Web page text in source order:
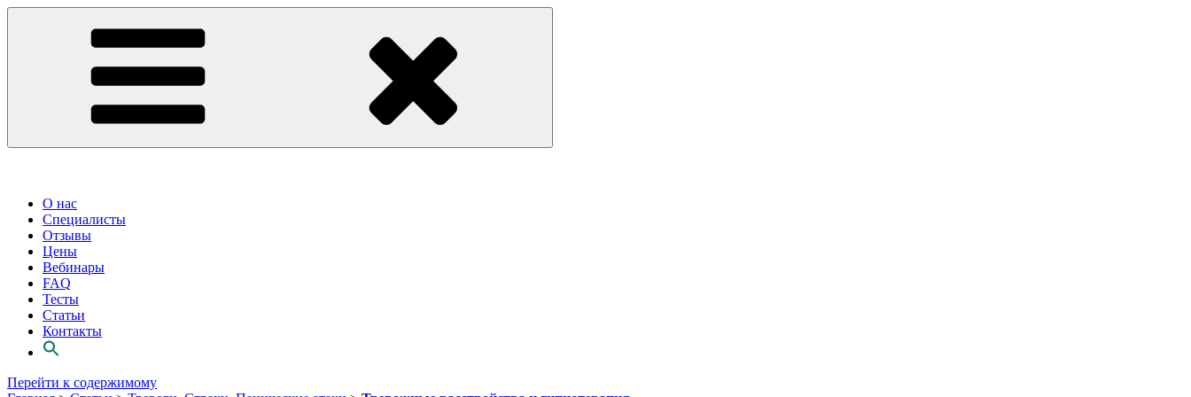
О нас
Специалисты
Отзывы
Цены
Вебинары
FAQ
Тесты
Статьи
Контакты
Перейти к содержимому